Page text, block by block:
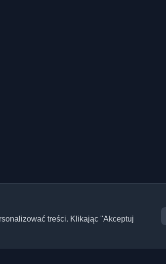
treści. Klikając "Akceptuj